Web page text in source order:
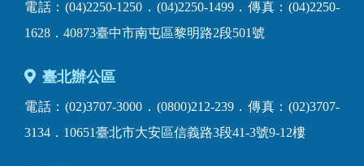
電話：(04)2250-1250．(04)2250-1499．傳真：(04)2250-
1628．40873臺中市南屯區黎明路2段501號
臺北辦公區
電話：(02)3707-3000．(0800)212-239．傳真：(02)3707-
3134．10651臺北市大安區信義路3段41-3號9-12樓